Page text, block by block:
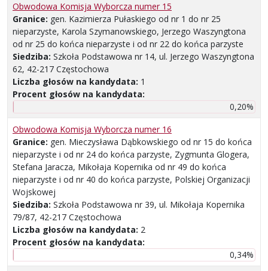
Obwodowa Komisja Wyborcza numer 15
Granice: gen. Kazimierza Pułaskiego od nr 1 do nr 25
nieparzyste, Karola Szymanowskiego, Jerzego Waszyngtona
od nr 25 do końca nieparzyste i od nr 22 do końca parzyste
Siedziba: Szkoła Podstawowa nr 14, ul. Jerzego Waszyngtona
62, 42-217 Częstochowa
Liczba głosów na kandydata: 1
Procent głosów na kandydata:
0,20%
Obwodowa Komisja Wyborcza numer 16
Granice: gen. Mieczysława Dąbkowskiego od nr 15 do końca
nieparzyste i od nr 24 do końca parzyste, Zygmunta Glogera,
Stefana Jaracza, Mikołaja Kopernika od nr 49 do końca
nieparzyste i od nr 40 do końca parzyste, Polskiej Organizacji
Wojskowej
Siedziba: Szkoła Podstawowa nr 39, ul. Mikołaja Kopernika
79/87, 42-217 Częstochowa
Liczba głosów na kandydata: 2
Procent głosów na kandydata:
0,34%